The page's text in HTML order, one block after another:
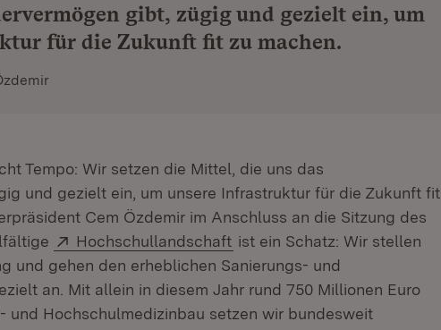
gibt, zügig und gezielt ein, um
für die Zukunft fit zu machen.
Tempo: Wir setzen die Mittel, die uns das
und gezielt ein, um unsere Infrastruktur für die Zukunft fit
Cem Özdemir im Anschluss an die Sitzung des
Extern:
Hochschullandschaft (Öffnet in neuem Fenster)
ist ein Schatz: Wir stellen
und gehen den erheblichen Sanierungs- und
an. Mit allein in diesem Jahr rund 750 Millionen Euro
und Hochschulmedizinbau setzen wir bundesweit